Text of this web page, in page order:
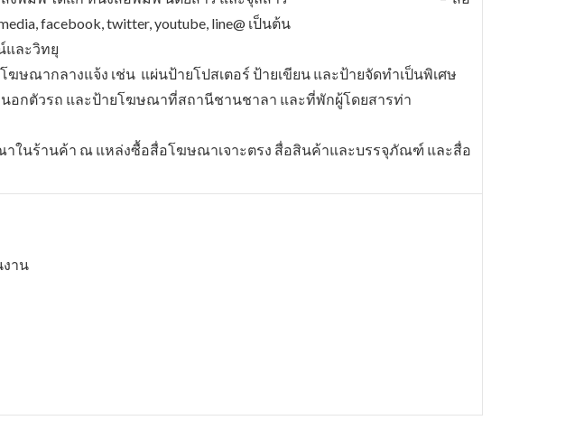
facebook, twitter, youtube, line@ เป็นต้น
และวิทยุ
ษณากลางแจ้ง เช่น แผ่นป้ายโปสเตอร์ ป้ายเขียน และป้ายจัดทำเป็นพิเศษ
กตัวรถ และป้ายโฆษณาที่สถานีชานชาลา และที่พักผู้โดยสารท่า
าในร้านค้า ณ แหล่งซื้อสื่อโฆษณาเจาะตรง สื่อสินค้าและบรรจุภัณฑ์ และสื่อ
งาน